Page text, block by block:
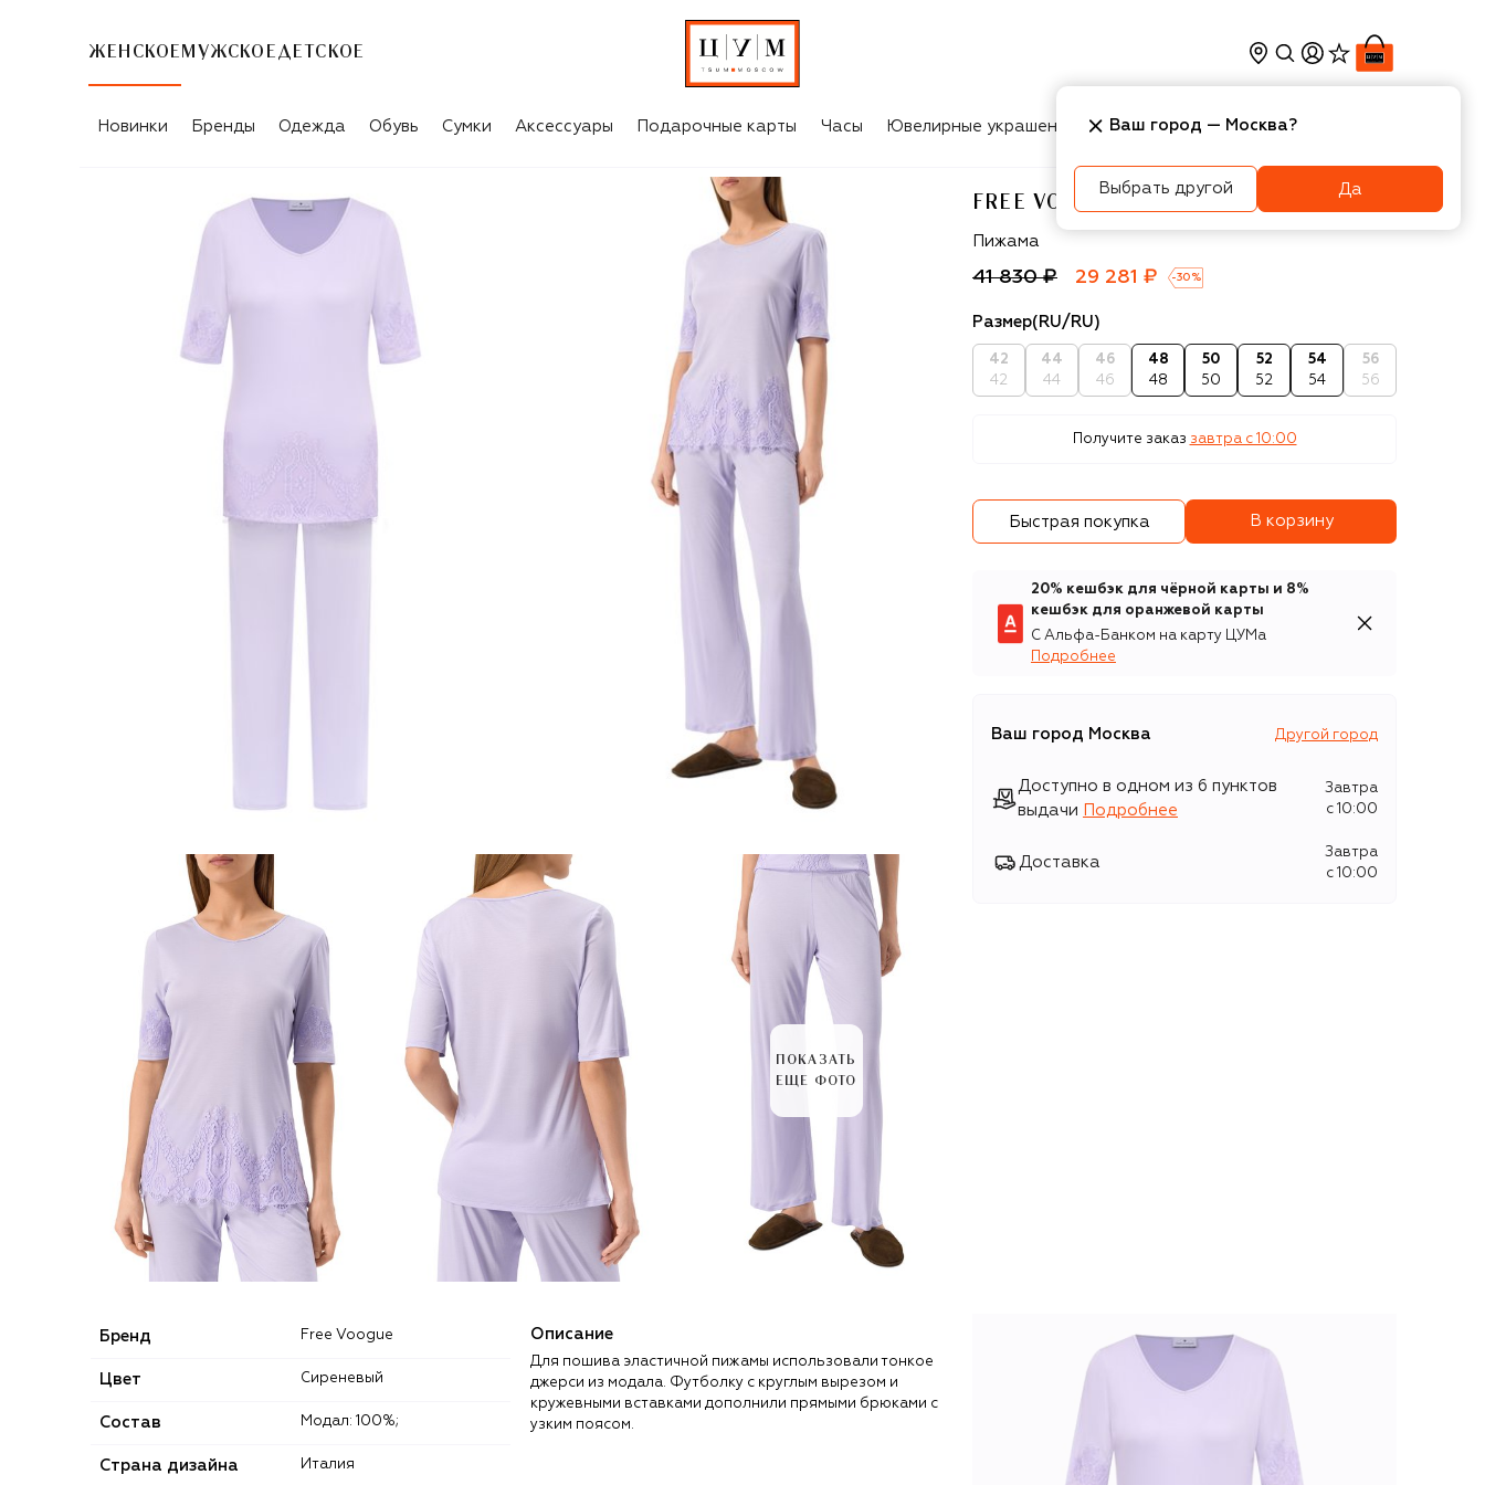
ЖЕНСКОЕ МУЖСКОЕ ДЕТСКОЕ
Новинки Бренды Одежда Обувь Сумки Аксессуары Подарочные карты Часы Ювелирные украшения Косметика Интерьер
ПОКАЗАТЬ
ЕЩЕ ФОТО
FREE VOOGUE
Free Voogue
Пижама
41 830 ₽ 29 281 ₽ -30 %
Размер(RU/RU)
42
42
44
44
46
46
48
48
50
50
52
52
54
54
56
56
Получите заказ завтра c 10:00
Быстрая покупка В корзину
20% кешбэк для чёрной карты и 8%
кешбэк для оранжевой карты
С Альфа-Банком на карту ЦУМа
Подробнее
Ваш город Москва Другой город
Доступно в одном из 6 пунктов
выдачи
Подробнее
Завтра
c 10:00
Доставка
Завтра
c 10:00
Бренд Free Voogue
Цвет Сиреневый
Состав Модал: 100%;
Страна дизайна Италия
Описание
Для пошива эластичной пижамы использовали тонкое
джерси из модала. Футболку с круглым вырезом и
кружевными вставками дополнили прямыми брюками с
узким поясом.
Ваш город — Москва?
Выбрать другой Да